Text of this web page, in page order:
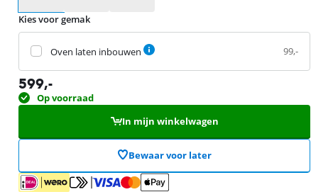
Kies voor gemak
Oven laten inbouwen 99,-
599,-
Op voorraad
In mijn winkelwagen
Bewaar voor later